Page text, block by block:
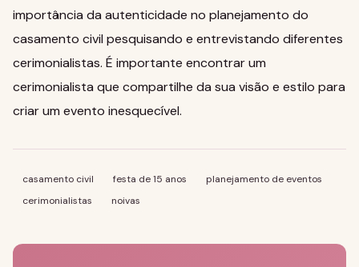
importância da autenticidade no planejamento do
casamento civil pesquisando e entrevistando diferentes
cerimonialistas. É importante encontrar um
cerimonialista que compartilhe da sua visão e estilo para
criar um evento inesquecível.
casamento civil festa de 15 anos
planejamento de eventos
cerimonialistas
noivas